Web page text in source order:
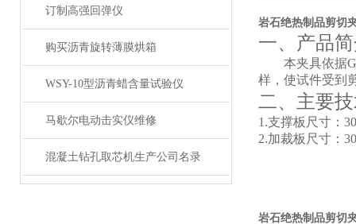
订制高强回弹仪
购买沥青旋转薄膜烘箱
WSY-10型沥青蜡含量试验仪
马歇尔电动击实仪维修
混凝土钻孔取芯机生产公司名录
岩石绝热制品剪切
一、 产品
本夹具依据
样，使试件受到
二、主要
1.支撑板尺寸：
2.加裁板尺寸：
岩石绝热制品剪切